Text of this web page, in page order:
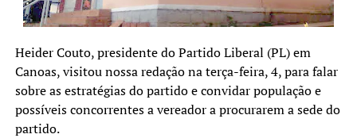
Heider Couto, presidente do Partido Liberal (PL) em
Canoas, visitou nossa redação na terça-feira, 4, para falar
sobre as estratégias do partido e convidar população e
possíveis concorrentes a vereador a procurarem a sede do
partido.